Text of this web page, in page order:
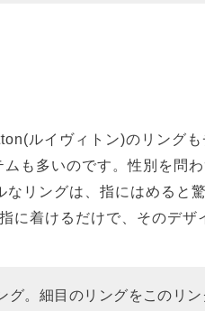
ルイヴィトン)のリングも
も多いのです。性別を問
リングは、指にはめると
に着けるだけで、そのデザ
グ。細目のリングをこのリ